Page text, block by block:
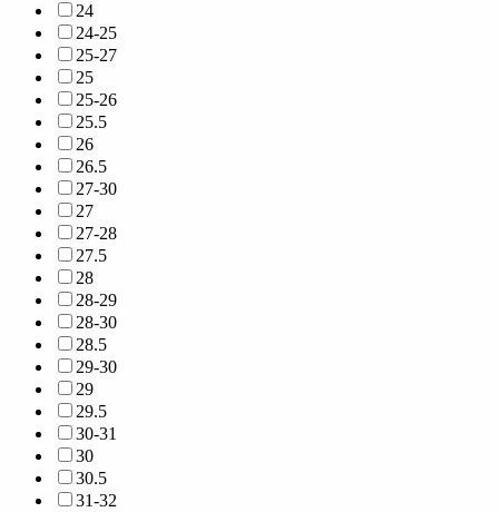
24
24-25
25-27
25
25-26
25.5
26
26.5
27-30
27
27-28
27.5
28
28-29
28-30
28.5
29-30
29
29.5
30-31
30
30.5
31-32